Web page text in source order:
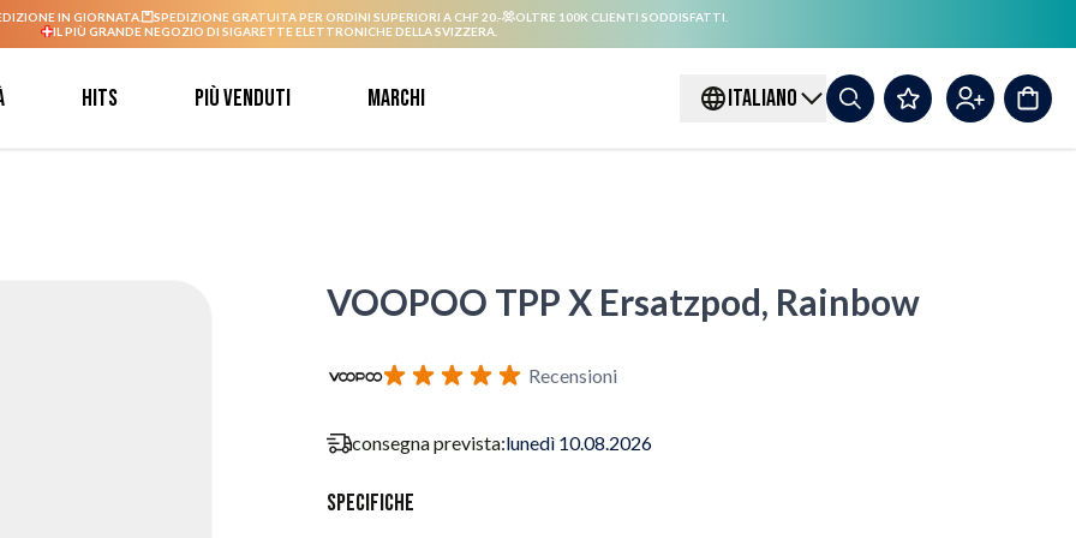
IN GIORNATA. SPEDIZIONE GRATUITA PER ORDINI SUPERIORI A CHF 20.-
OLTRE 100K CLIENTI SODDISFATTI.
IL PIÙ GRANDE NEGOZIO DI SIGARETTE ELETTRONICHE DELLA SVIZZERA.
Hits Più venduti Marchi ITALIANO
VOOPOO TPP X Ersatzpod, Rainbow
Recensioni
consegna prevista:lunedì 10.08.2026
Specifiche